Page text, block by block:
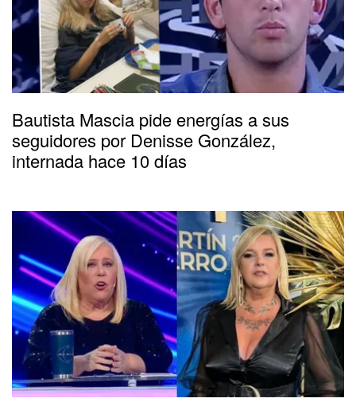
Bautista Mascia pide energías a sus
seguidores por Denisse González,
internada hace 10 días